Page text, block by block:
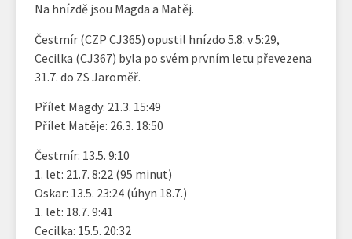
Na hnízdě jsou Magda a Matěj.
Čestmír (CZP CJ365) opustil hnízdo 5.8. v 5:29,
Cecilka (CJ367) byla po svém prvním letu převezena
31.7. do ZS Jaroměř.
Přílet Magdy: 21.3. 15:49
Přílet Matěje: 26.3. 18:50
Čestmír: 13.5. 9:10
1. let: 21.7. 8:22 (95 minut)
Oskar: 13.5. 23:24 (úhyn 18.7.)
1. let: 18.7. 9:41
Cecilka: 15.5. 20:32